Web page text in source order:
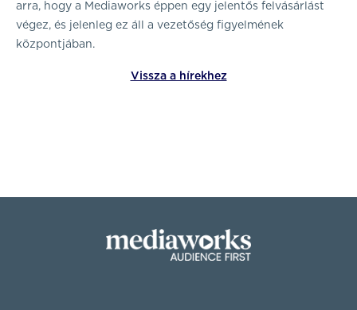
arra, hogy a Mediaworks éppen egy jelentős felvásárlást
végez, és jelenleg ez áll a vezetőség figyelmének
központjában.
Vissza a hírekhez